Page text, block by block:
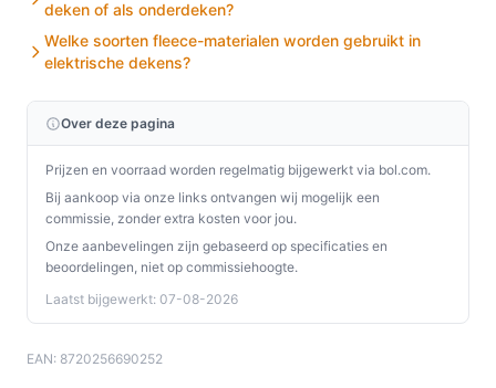
deken of als onderdeken?
Welke soorten fleece-materialen worden gebruikt in
elektrische dekens?
Over deze pagina
Prijzen en voorraad worden regelmatig bijgewerkt via bol.com.
Bij aankoop via onze links ontvangen wij mogelijk een
commissie, zonder extra kosten voor jou.
Onze aanbevelingen zijn gebaseerd op specificaties en
beoordelingen, niet op commissiehoogte.
Laatst bijgewerkt: 07-08-2026
EAN: 8720256690252